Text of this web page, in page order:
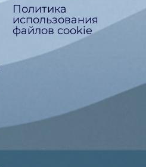
Политика
использования
файлов cookie